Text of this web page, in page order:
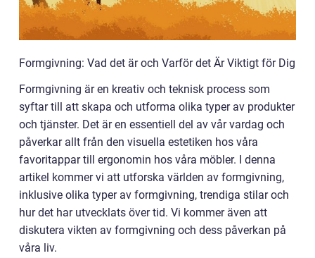
Formgivning: Vad det är och Varför det Är Viktigt för Dig
Formgivning är en kreativ och teknisk process som
syftar till att skapa och utforma olika typer av produkter
och tjänster. Det är en essentiell del av vår vardag och
påverkar allt från den visuella estetiken hos våra
favoritappar till ergonomin hos våra möbler. I denna
artikel kommer vi att utforska världen av formgivning,
inklusive olika typer av formgivning, trendiga stilar och
hur det har utvecklats över tid. Vi kommer även att
diskutera vikten av formgivning och dess påverkan på
våra liv.